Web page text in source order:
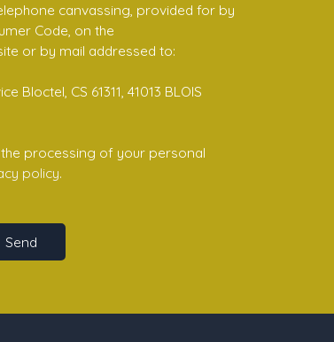
canvassing, provided for by
Code, on the
or by mail addressed to:
Bloctel, CS 61311, 41013 BLOIS
processing of your personal
policy.
Send